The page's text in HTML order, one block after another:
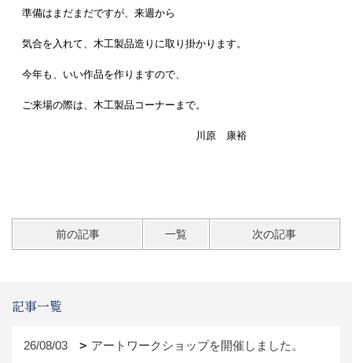
準備はまだまだですが、来週から
気合を入れて、木工製品造りに取り掛かります。
今年も、いい作品を作りますので、
ご来場の際は、木工製品コーナーまで。
川原 康裕
前の記事 一覧 次の記事
記事一覧
26/08/03 アートワークショップを開催しました。